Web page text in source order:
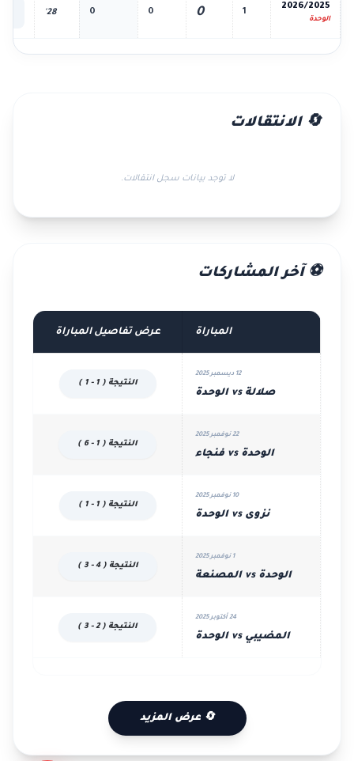
2026/2025
الوحدة
1
0
0
0
28'
🔄 الانتقالات
لا توجد بيانات سجل انتقالات.
⚽ آخر المشاركات
المباراة عرض تفاصيل المباراة
12 ديسمبر 2025
صلالة vs الوحدة
النتيجة ( 1 - 1 )
22 نوفمبر 2025
الوحدة vs فنجاء
النتيجة ( 1 - 6 )
10 نوفمبر 2025
نزوى vs الوحدة
النتيجة ( 1 - 1 )
1 نوفمبر 2025
الوحدة vs المصنعة
النتيجة ( 4 - 3 )
24 أكتوبر 2025
المضيبي vs الوحدة
النتيجة ( 2 - 3 )
🔄 عرض المزيد